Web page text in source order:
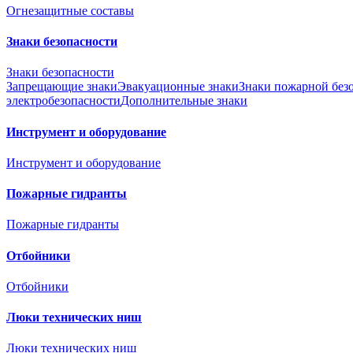
Огнезащитные составы
Знаки безопасности
Знаки безопасности
Запрещающие знакиЭвакуационные знакиЗнаки пожарной
электробезопасностиДополнительные знаки
Инструмент и оборудование
Инструмент и оборудование
Пожарные гидранты
Пожарные гидранты
Отбойники
Отбойники
Люки технических ниш
Люки технических ниш